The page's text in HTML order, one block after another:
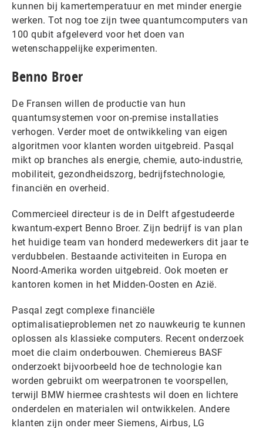
kunnen bij kamertemperatuur en met minder energie
werken. Tot nog toe zijn twee quantumcomputers van
100 qubit afgeleverd voor het doen van
wetenschappelijke experimenten.
Benno Broer
De Fransen willen de productie van hun
quantumsystemen voor on-premise installaties
verhogen. Verder moet de ontwikkeling van eigen
algoritmen voor klanten worden uitgebreid. Pasqal
mikt op branches als energie, chemie, auto-industrie,
mobiliteit, gezondheidszorg, bedrijfstechnologie,
financiën en overheid.
Commercieel directeur is de in Delft afgestudeerde
kwantum-expert Benno Broer. Zijn bedrijf is van plan
het huidige team van honderd medewerkers dit jaar te
verdubbelen. Bestaande activiteiten in Europa en
Noord-Amerika worden uitgebreid. Ook moeten er
kantoren komen in het Midden-Oosten en Azië.
Pasqal zegt complexe financiële
optimalisatieproblemen net zo nauwkeurig te kunnen
oplossen als klassieke computers. Recent onderzoek
moet die claim onderbouwen. Chemiereus BASF
onderzoekt bijvoorbeeld hoe de technologie kan
worden gebruikt om weerpatronen te voorspellen,
terwijl BMW hiermee crashtests wil doen en lichtere
onderdelen en materialen wil ontwikkelen. Andere
klanten zijn onder meer Siemens, Airbus, LG